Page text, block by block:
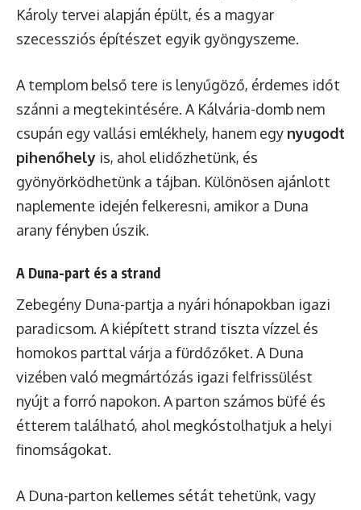
Károly tervei alapján épült, és a magyar
szecessziós építészet egyik gyöngyszeme.
A templom belső tere is lenyűgöző, érdemes időt
szánni a megtekintésére. A Kálvária-domb nem
csupán egy vallási emlékhely, hanem egy nyugodt
pihenőhely is, ahol elidőzhetünk, és
gyönyörködhetünk a tájban. Különösen ajánlott
naplemente idején felkeresni, amikor a Duna
arany fényben úszik.
A Duna-part és a strand
Zebegény Duna-partja a nyári hónapokban igazi
paradicsom. A kiépített strand tiszta vízzel és
homokos parttal várja a fürdőzőket. A Duna
vizében való megmártózás igazi felfrissülést
nyújt a forró napokon. A parton számos büfé és
étterem található, ahol megkóstolhatjuk a helyi
finomságokat.
A Duna-parton kellemes sétát tehetünk, vagy